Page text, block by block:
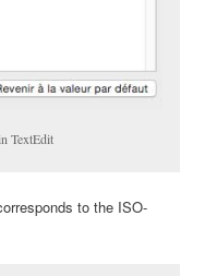
TextEdit
to the ISO-